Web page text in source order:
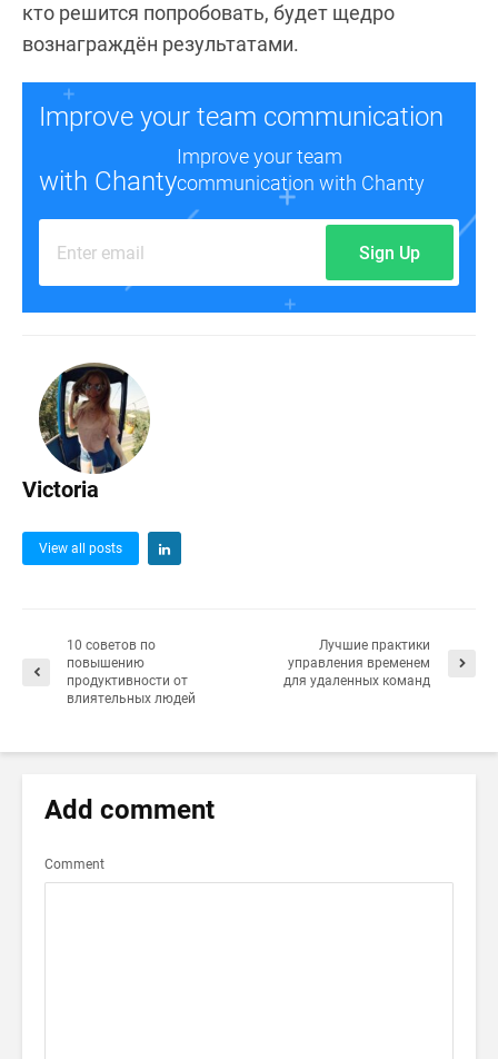
кто решится попробовать, будет щедро
вознаграждён результатами.
Improve your team communication
with Chanty
Improve your team
communication with Chanty
Sign Up
Victoria
View all posts
10 советов по
повышению
продуктивности от
влиятельных людей
Лучшие практики
управления временем
для удаленных команд
Add comment
Comment